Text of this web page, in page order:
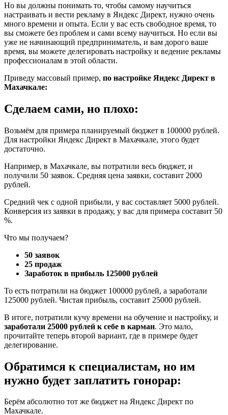
Но вы должны понимать то, чтобы самому научиться
настраивать и вести рекламу в Яндекс Директ, нужно очень
много времени и опыта. Если у вас есть свободное время, то
вы сможете без проблем и сами всему научиться. Но если вы
уже не начинающий предприниматель, и вам дорого ваше
время, вы можете делегировать настройку и ведение рекламы
профессионалам в этой области.
Приведу массовый пример, по настройке Яндекс Директ в
Махачкале:
Сделаем сами, но плохо:
Возьмём для примера планируемый бюджет в 100000 рублей.
Для настройки Яндекс Директ в Махачкале, этого будет
достаточно.
Например, в Махачкале, вы потратили весь бюджет, и
получили 50 заявок. Средняя цена заявки, составит 2000
рублей.
Средний чек с одной прибыли, у вас составляет 5000 рублей.
Конверсия из заявки в продажу, у вас для примера составит 50
%.
Что мы получаем?
50 заявок
25 продаж
Заработок в прибыль 125000 рублей
То есть потратили на бюджет 100000 рублей, а заработали
125000 рублей. Чистая прибыль, составит 25000 рублей.
В итоге, потратили кучу времени на обучение и настройку, и
заработали 25000 рублей к себе в карман. Это мало,
прочитайте теперь второй вариант, где в примере будет
делегирование.
Обратимся к специалистам, но им
нужно будет заплатить гонорар:
Берём абсолютно тот же бюджет на Яндекс Директ по
Махачкале.